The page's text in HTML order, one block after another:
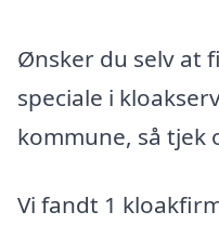
Ønsker du selv at
speciale i
kommune, så tjek
Vi fandt 1